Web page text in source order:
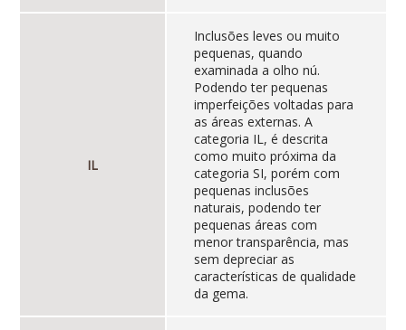
IL
Inclusões leves ou muito
pequenas, quando
examinada a olho nú.
Podendo ter pequenas
imperfeições voltadas para
as áreas externas. A
categoria IL, é descrita
como muito próxima da
categoria SI, porém com
pequenas inclusões
naturais, podendo ter
pequenas áreas com
menor transparência, mas
sem depreciar as
características de qualidade
da gema.